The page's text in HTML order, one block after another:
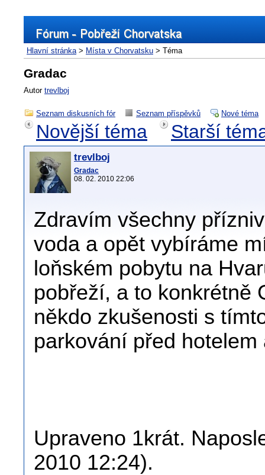
Hlavní stránka> Místa v Chorvatsku > Téma
Gradac
Autor trevlboj
Seznam diskusních fór Seznam příspěvků Nové téma
Novější téma Starší
trevlboj
Gradac
08. 02. 2010 22:06
Zdravím všechny
voda a opět vybíráme
loňském pobytu na
pobřeží, a to konkrétně
někdo zkušenosti s
parkování před
Upraveno 1krát.
2010 12:24).